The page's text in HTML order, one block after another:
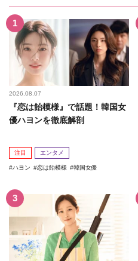
2026.08.07
『恋は飴模様』で話題！韓国女
優ハヨンを徹底解剖
注目 エンタメ
ハヨン 恋は飴模様 韓国女優